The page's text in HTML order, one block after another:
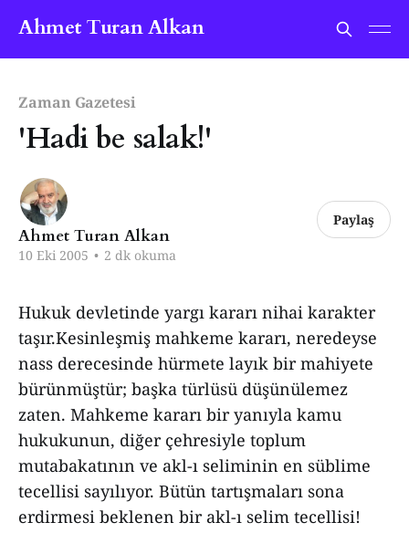
Ahmet Turan Alkan
Zaman Gazetesi
'Hadi be salak!'
Ahmet Turan Alkan
10 Eki 2005 • 2 dk okuma
Paylaş
Hukuk devletinde yargı kararı nihai karakter
taşır.Kesinleşmiş mahkeme kararı, neredeyse
nass derecesinde hürmete layık bir mahiyete
bürünmüştür; başka türlüsü düşünülemez
zaten. Mahkeme kararı bir yanıyla kamu
hukukunun, diğer çehresiyle toplum
mutabakatının ve akl-ı seliminin en süblime
tecellisi sayılıyor. Bütün tartışmaları sona
erdirmesi beklenen bir akl-ı selim tecellisi!